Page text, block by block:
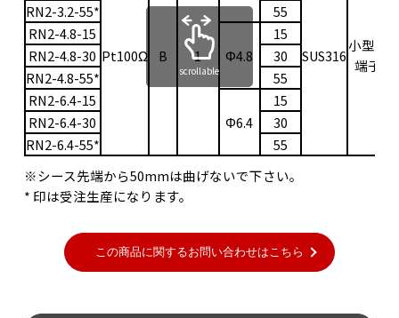
Pt100Ω B 1 SUS316
小型密
端子箱
RN2-3.2-55*
55
RN2-4.8-15
Φ4.8
15
RN2-4.8-30
30
RN2-4.8-55*
55
RN2-6.4-15
Φ6.4
15
RN2-6.4-30
30
RN2-6.4-55*
55
scrollable
※シース先端から50mmは曲げないで下さい。
* 印は受注生産になります。